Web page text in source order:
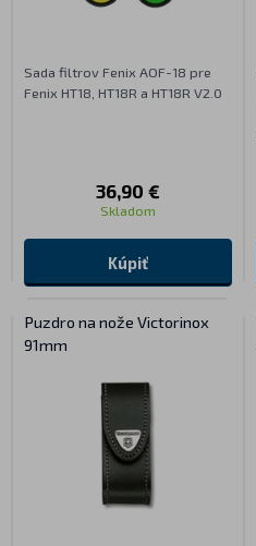
Sada filtrov Fenix AOF-18 pre
Fenix HT18, HT18R a HT18R V2.0
36,90 €
Skladom
Kúpiť
Puzdro na nože Victorinox
91mm